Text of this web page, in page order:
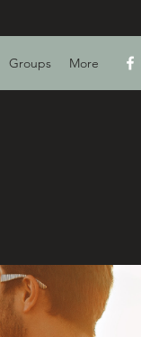
Groups More